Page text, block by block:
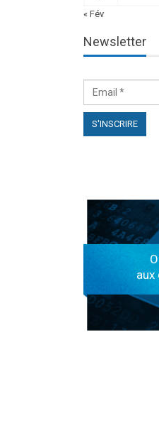
« Fév
Newsletter
المعلومة
aux